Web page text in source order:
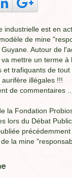
industrielle est en
de mine
Autour de
mettre un terme à
et trafiquants de
illégales !!!
de commentaires
la Fondation
lors du Débat
précédemment
la mine